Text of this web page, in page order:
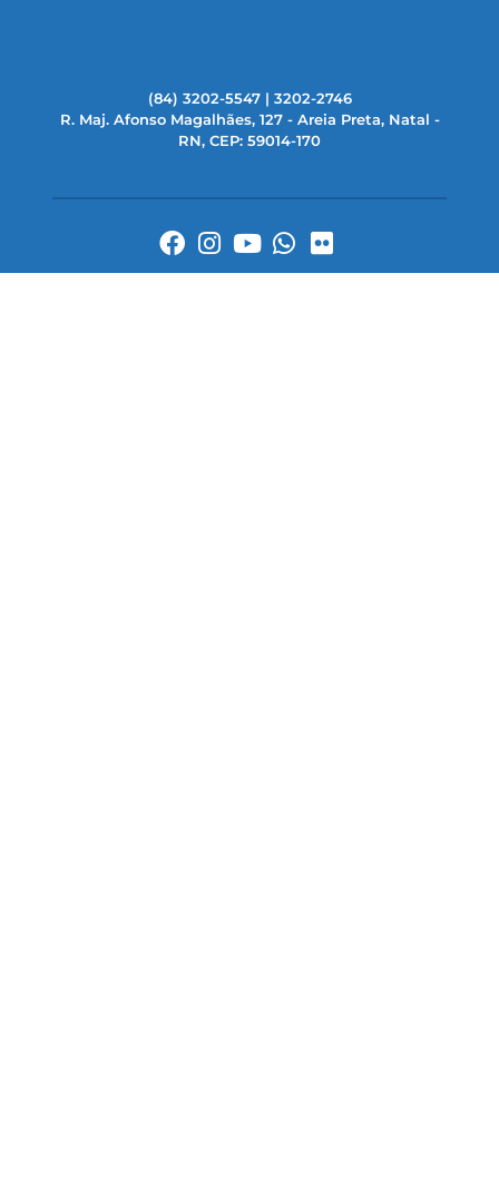
(84) 3202-5547 | 3202-2746
R. Maj. Afonso Magalhães, 127 - Areia Preta, Natal -
RN, CEP: 59014-170